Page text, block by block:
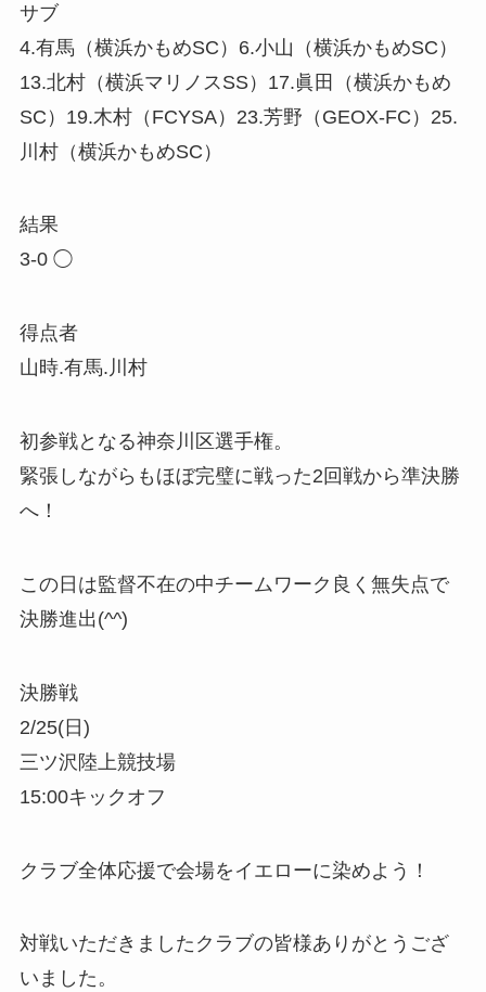
サブ
4.有馬（横浜かもめSC）6.小山（横浜かもめSC）
13.北村（横浜マリノスSS）17.眞田（横浜かもめ
SC）19.木村（FCYSA）23.芳野（GEOX-FC）25.
川村（横浜かもめSC）
結果
3-0 ◯
得点者
山時.有馬.川村
初参戦となる神奈川区選手権。
緊張しながらもほぼ完璧に戦った2回戦から準決勝
へ！
この日は監督不在の中チームワーク良く無失点で
決勝進出(^^)
決勝戦
2/25(日)
三ツ沢陸上競技場
15:00キックオフ
クラブ全体応援で会場をイエローに染めよう！
対戦いただきましたクラブの皆様ありがとうござ
いました。